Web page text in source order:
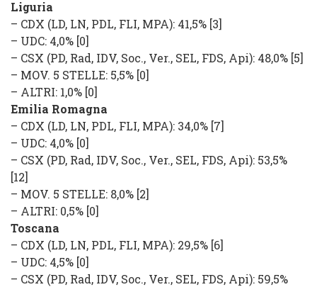
Liguria
– CDX (LD, LN, PDL, FLI, MPA): 41,5% [3]
– UDC: 4,0% [0]
– CSX (PD, Rad, IDV, Soc., Ver., SEL, FDS, Api): 48,0% [5]
– MOV. 5 STELLE: 5,5% [0]
– ALTRI: 1,0% [0]
Emilia Romagna
– CDX (LD, LN, PDL, FLI, MPA): 34,0% [7]
– UDC: 4,0% [0]
– CSX (PD, Rad, IDV, Soc., Ver., SEL, FDS, Api): 53,5%
[12]
– MOV. 5 STELLE: 8,0% [2]
– ALTRI: 0,5% [0]
Toscana
– CDX (LD, LN, PDL, FLI, MPA): 29,5% [6]
– UDC: 4,5% [0]
– CSX (PD, Rad, IDV, Soc., Ver., SEL, FDS, Api): 59,5%